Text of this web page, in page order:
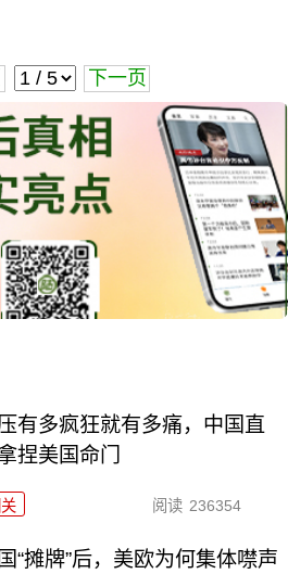
下一页
有多疯狂就有多痛，中国直
捏美国命门
阅读 236354
“摊牌”后，美欧为何集体噤声